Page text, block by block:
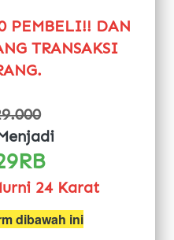
PEMBELI!! DAN
TRANSAKSI
24 Karat
dibawah ini